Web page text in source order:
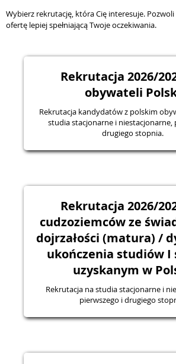
Wybierz rekrutację, która Cię interesuje.
ofertę lepiej spełniającą Twoje oczekiwania.
Rekrutacja 2026/
obywateli
Rekrutacja kandydatów z polskim
studia stacjonarne i niestacjonarne,
drugiego stopnia.
Rekrutacja 2026/
cudzoziemców ze
dojrzałości (matura) /
ukończenia studiów I
uzyskanym w
Rekrutacja na studia stacjonarne i
pierwszego i drugiego